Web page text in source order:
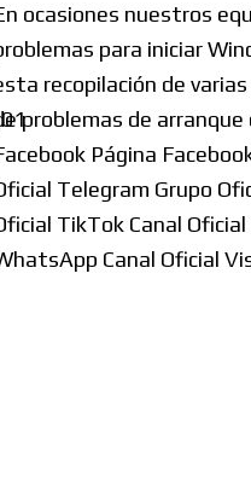
ocasiones nuestros
para iniciar
recopilación de
problemas de
Página
Telegram Grupo
TikTok Canal
Canal Oficial